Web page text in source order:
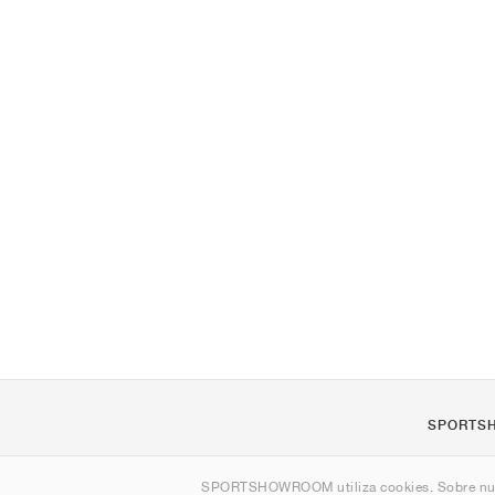
SPORTSHOWROOM utiliza cookies. Sobre
Contacto